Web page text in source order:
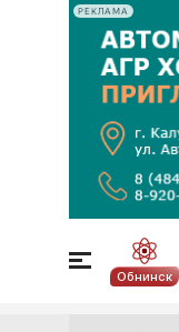
РЕКЛАМА
Обнинск